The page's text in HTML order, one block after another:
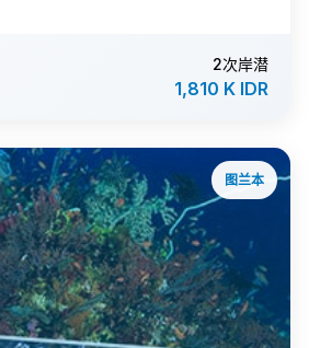
2次岸潜
1,810 K IDR
ℹ️
图兰本